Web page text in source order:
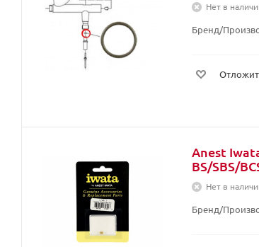
Нет в
Бренд/
Anest
BS/SBS/
Нет в
Бренд/